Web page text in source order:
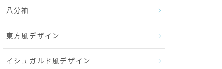
八分袖
東方風デザイン
イシュガルド風デザイン